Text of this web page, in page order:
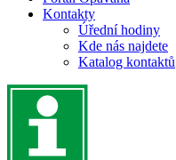
Kontakty
Úřední hodiny
Kde nás najdete
Katalog kontaktů